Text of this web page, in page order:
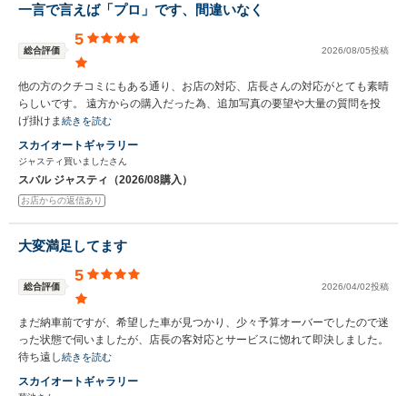
一言で言えば「プロ」です、間違いなく
総合評価
5
2026/08/05投稿
他の方のクチコミにもある通り、お店の対応、店長さんの対応がとても素晴
らしいです。 遠方からの購入だった為、追加写真の要望や大量の質問を投
げ掛けま 続きを読む
スカイオートギャラリー
ジャスティ買いましたさん
スバル ジャスティ（2026/08購入）
お店からの返信あり
大変満足してます
総合評価
5
2026/04/02投稿
まだ納車前ですが、希望した車が見つかり、少々予算オーバーでしたので迷
った状態で伺いましたが、店長の客対応とサービスに惚れて即決しました。
待ち遠し続きを読む
スカイオートギャラリー